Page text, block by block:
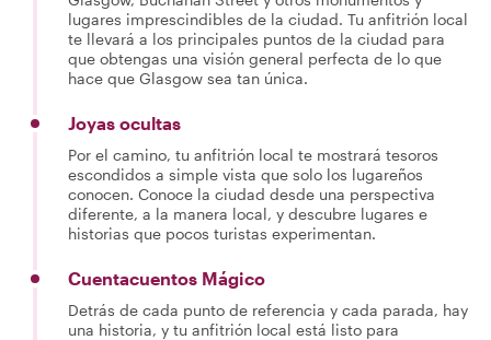
lugares imprescindibles de la ciudad. Tu anfitrión local
te llevará a los principales puntos de la ciudad para
que obtengas una visión general perfecta de lo que
hace que Glasgow sea tan única.
Joyas ocultas
Por el camino, tu anfitrión local te mostrará tesoros
escondidos a simple vista que solo los lugareños
conocen. Conoce la ciudad desde una perspectiva
diferente, a la manera local, y descubre lugares e
historias que pocos turistas experimentan.
Cuentacuentos Mágico
Detrás de cada punto de referencia y cada parada, hay
una historia, y tu anfitrión local está listo para